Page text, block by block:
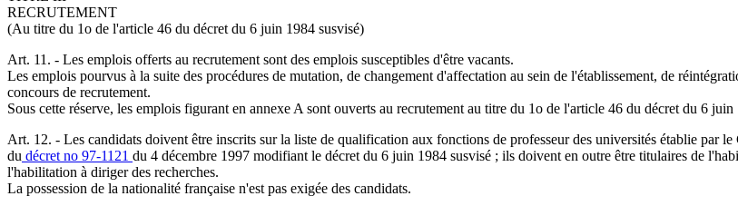
RECRUTEMENT
(Au titre du 1o de l'article 46 du décret du 6 juin 1984 susvisé)
Art. 11. - Les emplois offerts au recrutement sont des emplois susceptibles d'être vacants.
Les emplois pourvus à la suite des procédures de mutation, de changement d'affectation au sein de l'établissement, de
concours de recrutement.
Sous cette réserve, les emplois figurant en annexe A sont ouverts au recrutement au titre du 1o de l'article 46 du décret du 6 juin
Art. 12. - Les candidats doivent être inscrits sur la liste de qualification aux fonctions de professeur des universités établie par
du décret no 97-1121 du 4 décembre 1997 modifiant le décret du 6 juin 1984 susvisé ; ils doivent en outre être titulaires de
l'habilitation à diriger des recherches.
La possession de la nationalité française n'est pas exigée des candidats.